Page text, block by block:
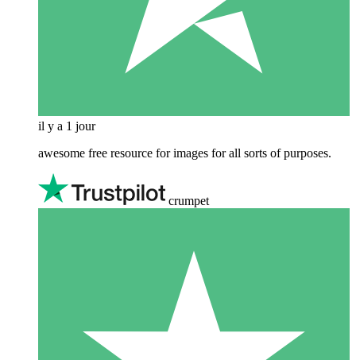
il y a 1 jour
awesome free resource for images for all sorts of purposes.
crumpet